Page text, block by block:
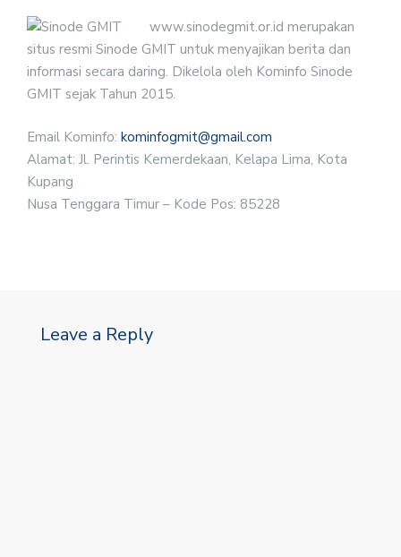
www.sinodegmit.or.id merupakan
situs resmi Sinode GMIT untuk menyajikan berita dan
informasi secara daring. Dikelola oleh Kominfo Sinode
GMIT sejak Tahun 2015.
Email Kominfo: kominfogmit@gmail.com
Alamat: Jl. Perintis Kemerdekaan, Kelapa Lima, Kota
Kupang
Nusa Tenggara Timur – Kode Pos: 85228
Leave a Reply